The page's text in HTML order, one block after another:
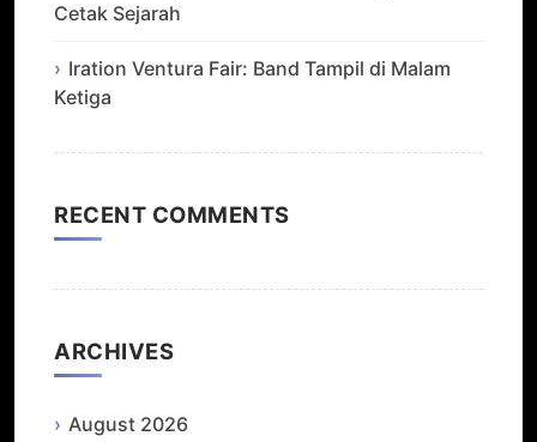
Cetak Sejarah
Iration Ventura Fair: Band Tampil di Malam
Ketiga
RECENT COMMENTS
ARCHIVES
August 2026